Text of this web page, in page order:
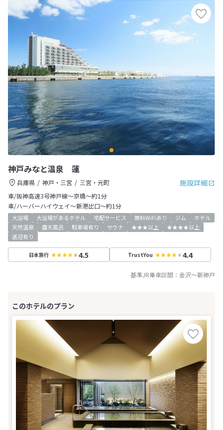
神戸みなと温泉 蓮
施設詳細
兵庫県 神戸・三宮
三宮・元町
車/阪神高速3号神戸線～京橋～約1分
車/ハーバーハイウェイ～新港出口～約1分
大浴場 大浴場があるホテル 宅配サービス 無料WiFiあり ジム
ホテル
天然温泉
露天風呂 駐車場有り サウナ ★★★以上
★★★★以上
送迎有り
日本旅行 4.5 TrustYou 4.4
基準JR乗車区間： 金沢～新神戸